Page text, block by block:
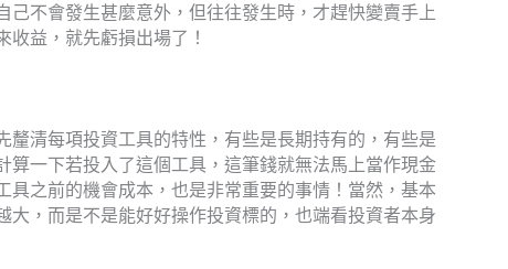
不會發生甚麼意外，但往往發生時，才趕快變賣手上
益，就先虧損出場了！
清每項投資工具的特性，有些是長期持有的，有些是
一下若投入了這個工具，這筆錢就無法馬上當作現金
之前的機會成本，也是非常重要的事情！當然，基本
大，而是不是能好好操作投資標的，也端看投資者本身